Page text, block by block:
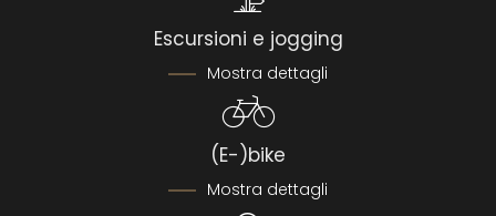
Escursioni e jogging
Mostra dettagli
(E-)bike
Mostra dettagli